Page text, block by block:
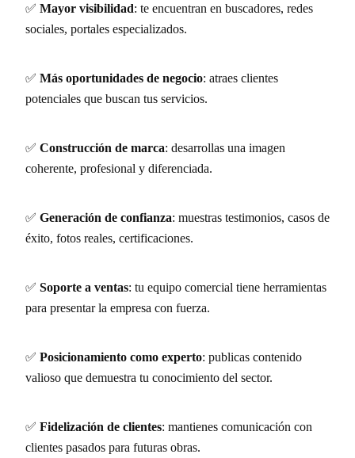
✅ Mayor visibilidad: te encuentran en buscadores, redes
sociales, portales especializados.
✅ Más oportunidades de negocio: atraes clientes
potenciales que buscan tus servicios.
✅ Construcción de marca: desarrollas una imagen
coherente, profesional y diferenciada.
✅ Generación de confianza: muestras testimonios, casos de
éxito, fotos reales, certificaciones.
✅ Soporte a ventas: tu equipo comercial tiene herramientas
para presentar la empresa con fuerza.
✅ Posicionamiento como experto: publicas contenido
valioso que demuestra tu conocimiento del sector.
✅ Fidelización de clientes: mantienes comunicación con
clientes pasados para futuras obras.